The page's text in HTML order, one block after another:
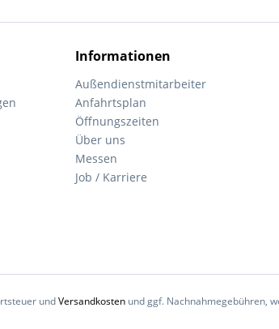
Informationen
Außendienstmitarbeiter
Anfahrtsplan
Öffnungszeiten
Über uns
Messen
Job / Karriere
undVersandkosten und ggf. Nachnahmegebühren,